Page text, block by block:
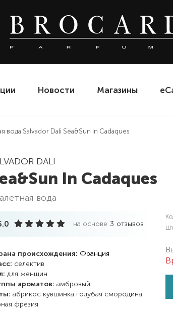
Новости Магазины
вода Salvador Dali Sea&Sun In Cadaques
DALI
In Cadaques
вода
на основе 3 отзывов
происхождения: Франция
селектив
для женщин
ароматов: амбровый
абрикос кувшинка голубая смородина
фрезия